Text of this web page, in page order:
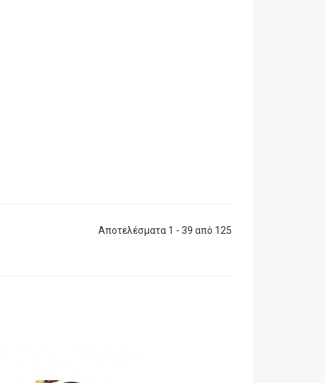
Αποτελέσματα 1 - 39 από 125